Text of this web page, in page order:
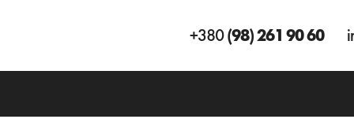
+380(98) 261 90 60